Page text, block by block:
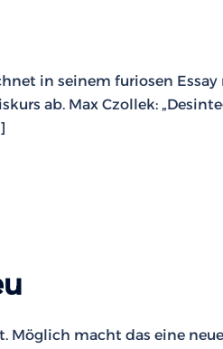
in seinem furiosen
ab. Max Czollek:
Möglich macht das eine